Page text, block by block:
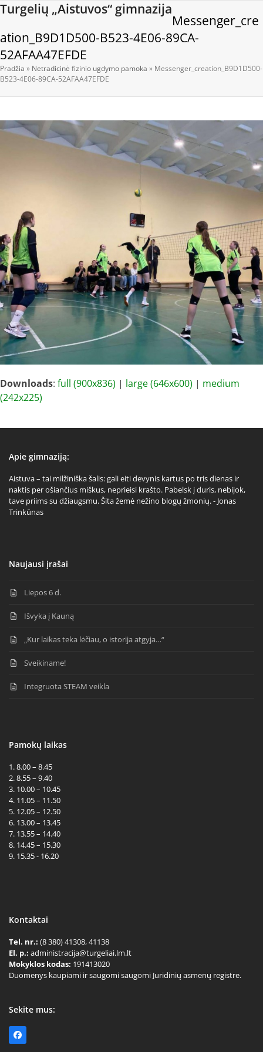
Skip
content
Turgelių „Aistuvos“ gimnazija
Open
mobile
menu
Close
mobile
menu
Messenger_cre
ation_B9D1D500-B523-4E06-89CA-
52AFAA47EFDE
Pradžia » Netradicinė fizinio ugdymo pamoka » Messenger_creation_B9D1D500-
B523-4E06-89CA-52AFAA47EFDE
Downloads: full (900x836) | large (646x600) | medium
(242x225)
Apie gimnaziją:
Aistuva – tai milžiniška šalis: gali eiti devynis kartus po tris dienas ir
naktis per ošiančius miškus, neprieisi krašto. Pabelsk į duris, nebijok,
tave priims su džiaugsmu. Šita žemė nežino blogų žmonių. - Jonas
Trinkūnas
Naujausi įrašai
Liepos 6 d.
Išvyka į Kauną
„Kur laikas teka lėčiau, o istorija atgyja…“
Sveikiname!
Integruota STEAM veikla
Pamokų laikas
1. 8.00 – 8.45
2. 8.55 – 9.40
3. 10.00 – 10.45
4. 11.05 – 11.50
5. 12.05 – 12.50
6. 13.00 – 13.45
7. 13.55 – 14.40
8. 14.45 – 15.30
9. 15.35 - 16.20
Kontaktai
Tel. nr.: (8 380) 41308, 41138
El. p.: administracija@turgeliai.lm.lt
Mokyklos kodas: 191413020
Duomenys kaupiami ir saugomi saugomi Juridinių asmenų registre.
Sekite mus:
Facebook